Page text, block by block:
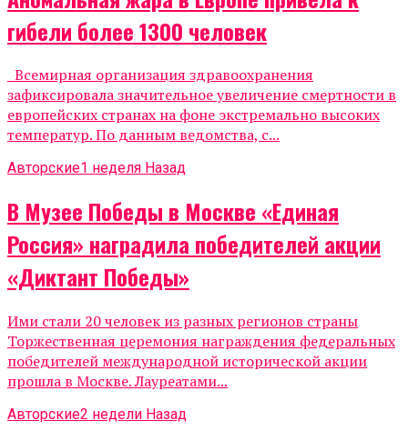
гибели более 1300 человек
Всемирная организация здравоохранения
зафиксировала значительное увеличение смертности в
европейских странах на фоне экстремально высоких
температур. По данным ведомства, с...
Авторские1 неделя Назад
В Музее Победы в Москве «Единая
Россия» наградила победителей акции
«Диктант Победы»
Ими стали 20 человек из разных регионов страны
Торжественная церемония награждения федеральных
победителей международной исторической акции
прошла в Москве. Лауреатами...
Авторские2 недели Назад